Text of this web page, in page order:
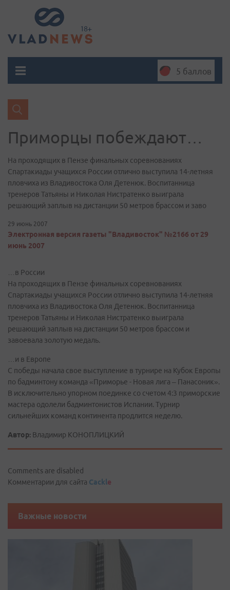
5 баллов
Приморцы побеждают…
На проходящих в Пензе финальных соревнованиях
Спартакиады учащихся России отлично выступила 14-летняя
пловчиха из Владивостока Оля Детенюк. Воспитанница
тренеров Татьяны и Николая Нистратенко выиграла
решающий заплыв на дистанции 50 метров брассом и заво
29 июнь 2007
Электронная версия газеты "Владивосток" №2166 от 29
июнь 2007
…в России
На проходящих в Пензе финальных соревнованиях
Спартакиады учащихся России отлично выступила 14-летняя
пловчиха из Владивостока Оля Детенюк. Воспитанница
тренеров Татьяны и Николая Нистратенко выиграла
решающий заплыв на дистанции 50 метров брассом и
завоевала золотую медаль.
…и в Европе
С победы начала свое выступление в турнире на Кубок Европы
по бадминтону команда «Приморье - Новая лига – Панасоник».
В исключительно упорном поединке со счетом 4:3 приморские
мастера одолели бадминтонистов Испании. Турнир
сильнейших команд континента продлится неделю.
Автор: Владимир КОНОПЛИЦКИЙ
Comments are disabled
Комментарии для сайта Cackle
Важные новости